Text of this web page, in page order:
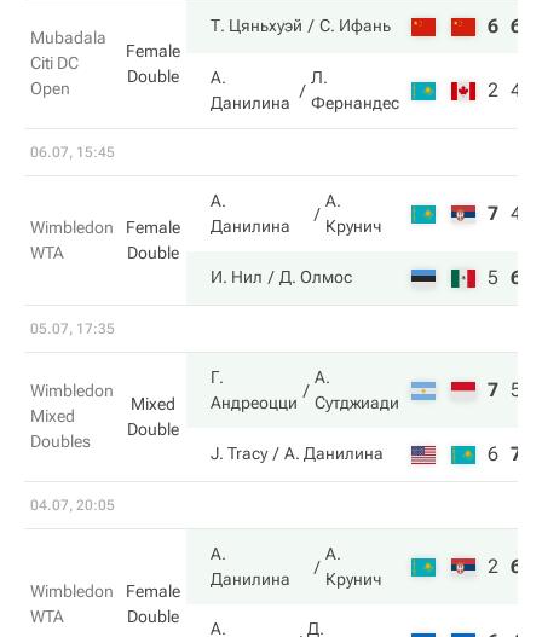
Mubadala
Citi DC
Open
Female
Double
Т. Цяньхуэй С. Ифань 6 6
А.
Данилина
Л.
Фернандес
2 4
06.07, 15:45
Wimbledon
WTA
Female
Double
А.
Данилина
А.
Крунич
7 4
И. Нил Д. Олмос 5 6
05.07, 17:35
Wimbledon
Mixed
Doubles
Mixed
Double
Г.
Андреоцци
А.
Сутджиади
7 5
J. Tracy А. Данилина 6 7
04.07, 20:05
Wimbledon
WTA
Female
Double
А.
Данилина
А.
Крунич
2 6
А. Д.